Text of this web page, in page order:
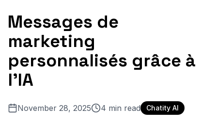
Messages de
marketing
personnalisés grâce à
l'IA
November 28, 2025 4 min read Chatity AI